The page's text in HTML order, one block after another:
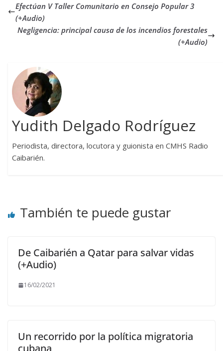
Efectúan V Taller Comunitario en Consejo Popular 3
(+Audio)
Negligencia: principal causa de los incendios forestales
(+Audio)
Yudith Delgado Rodríguez
Periodista, directora, locutora y guionista en CMHS Radio
Caibarién.
También te puede gustar
De Caibarién a Qatar para salvar vidas
(+Audio)
16/02/2021
Un recorrido por la política migratoria